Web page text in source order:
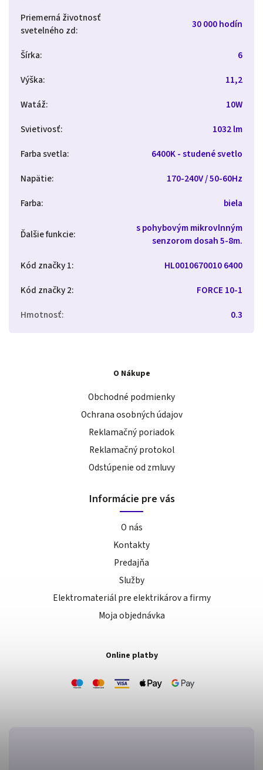
Priemerná životnosť
svetelného zd: 30 000 hodín
Šírka:
6
Výška:
11,2
Watáž:
10W
Svietivosť:
1032 lm
Farba svetla:
6400K - studené svetlo
Napätie:
170-240V / 50-60Hz
Farba: biela
Ďalšie funkcie:
s pohybovým mikrovlnným
senzorom dosah 5-8m.
Kód značky 1:
HL0010670010 6400
Kód značky 2:
FORCE 10-1
Hmotnosť: 0.3
O Nákupe
Obchodné podmienky
Ochrana osobných údajov
Reklamačný poriadok
Reklamačný protokol
Odstúpenie od zmluvy
Informácie pre vás
O nás
Kontakty
Predajňa
Služby
Elektromateriál pre elektrikárov a firmy
Moja objednávka
Online platby